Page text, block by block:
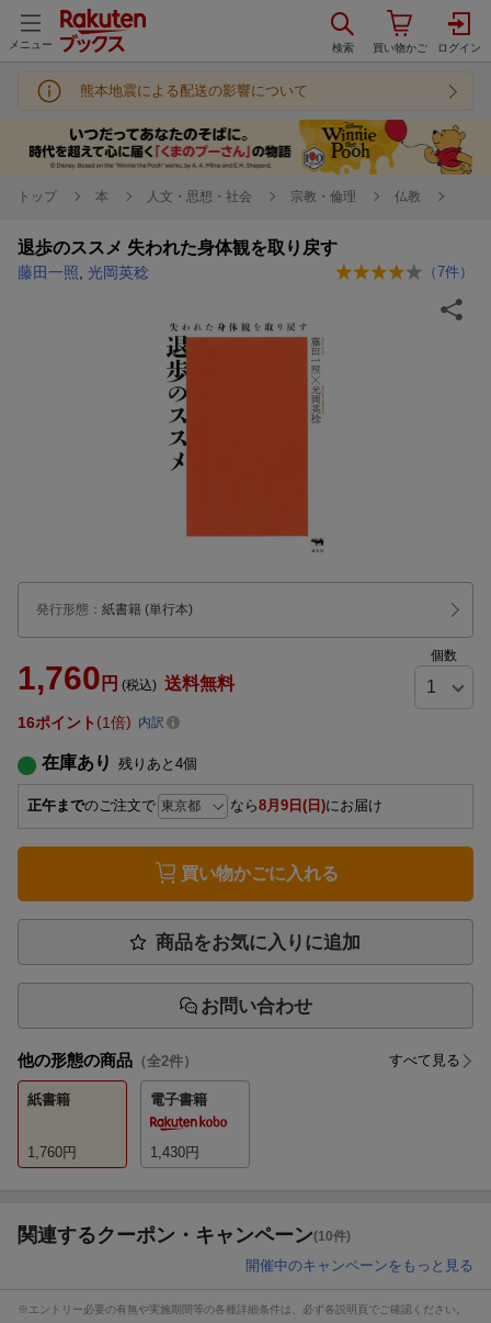
メニュー
熊本地震による配送の影響について
トップ 本 人文・思想・社会 宗教・倫理 仏教
退歩のススメ 失われた身体観を取り戻す
藤田一照 光岡英稔 （7件）
発行形態 ： 紙書籍 (単行本)
1,760 円 (税込) 送料無料
個数
16ポイント 1倍 内訳
在庫あり 残りあと 4個
正午までのご注文で なら8月9日(日)にお届け
買い物かごに入れる
商品をお気に入りに追加
お問い合わせ
他の形態の商品 （全2件） すべて見る
紙書籍
1,760円
電子書籍
1,430円
関連するクーポン・キャンペーン(10件)
開催中のキャンペーンをもっと見る
※エントリー必要の有無や実施期間等の各種詳細条件は、必ず各説明頁でご確認ください。